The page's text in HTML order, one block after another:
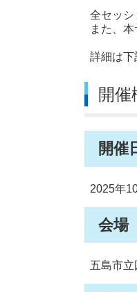
全セッシ
また、
詳細は下
開催
開催
2025年
会場
五島市